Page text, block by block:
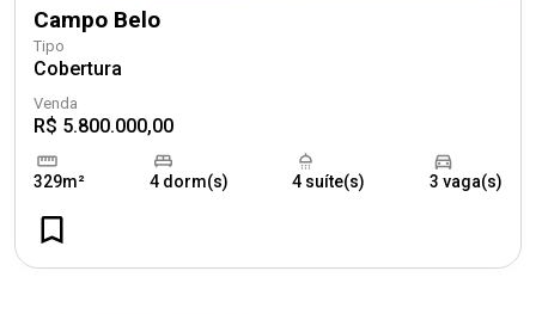
Campo Belo
Tipo
Cobertura
Venda
R$ 5.800.000,00
329m² 4 dorm(s) 4 suíte(s) 3 vaga(s)